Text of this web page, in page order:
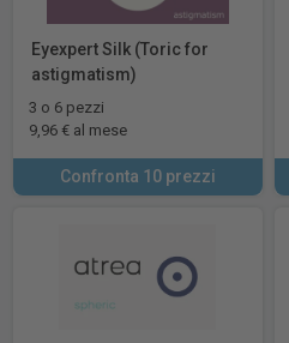
Eyexpert Silk (Toric for
astigmatism)
3 o 6 pezzi
9,96 € al mese
Confronta 10 prezzi